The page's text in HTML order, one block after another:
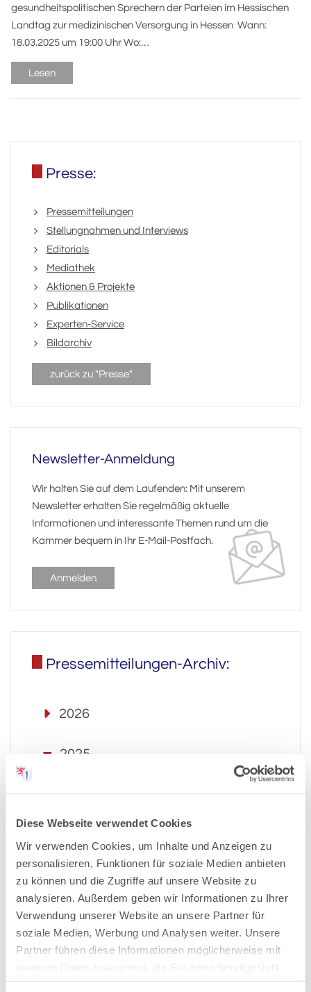
Diese Webseite verwendet Cookies
Wir verwenden Cookies, um Inhalte und Anzeigen zu
personalisieren, Funktionen für soziale Medien anbieten
zu können und die Zugriffe auf unsere Website zu
analysieren. Außerdem geben wir Informationen zu Ihrer
Verwendung unserer Website an unsere Partner für
soziale Medien, Werbung und Analysen weiter. Unsere
Partner führen diese Informationen möglicherweise mit
haben oder die sie im Rahmen Ihrer Nutzung der Dienste
gesundheitspolitischen Sprechern der Parteien im Hessischen
Landtag zur medizinischen Versorgung in Hessen Wann:
18.03.2025 um 19:00 Uhr Wo:…
Lesen
Presse:
Pressemitteilungen
Stellungnahmen und Interviews
Editorials
Mediathek
Aktionen & Projekte
Publikationen
Experten-Service
Bildarchiv
zurück zu "Presse"
Newsletter-Anmeldung
Wir halten Sie auf dem Laufenden: Mit unserem
Newsletter erhalten Sie regelmäßig aktuelle
Informationen und interessante Themen rund um die
Kammer bequem in Ihr E-Mail-Postfach.
Anmelden
Pressemitteilungen-Archiv:
2026
2025
2023
2022
2021